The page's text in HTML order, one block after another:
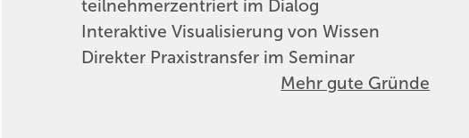
teilnehmerzentriert im Dialog
Interaktive Visualisierung von Wissen
Direkter Praxistransfer im Seminar
Mehr gute Gründe